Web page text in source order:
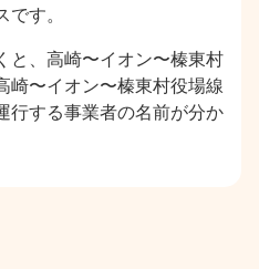
す。
と、高崎〜イオン〜榛東村
崎〜イオン〜榛東村役場線
行する事業者の名前が分か